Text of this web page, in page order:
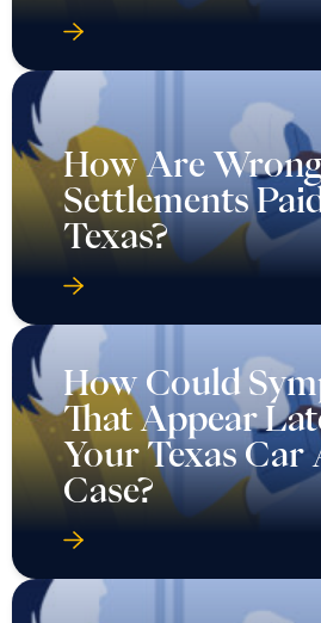
How Are
Settlements
Texas?
How Could
That Appear
Your Texas Car
Case?